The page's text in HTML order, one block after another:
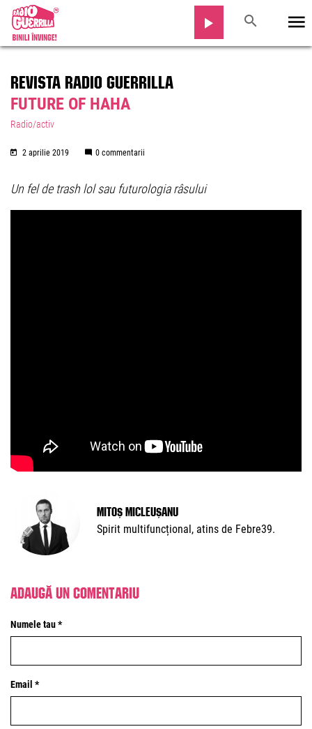
REVISTA RADIO GUERRILLA
FUTURE OF HAHA
Radio/activ
2 aprilie 2019 0 commentarii
Un fel de trash lol sau futurologia râsului
Mitoș Micleușanu
Spirit multifuncțional, atins de Febre39.
Adaugă un comentariu
Numele tau *
Email *